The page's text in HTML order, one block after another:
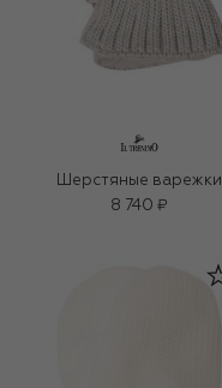
Шерстяные варежки
8 740 ₽